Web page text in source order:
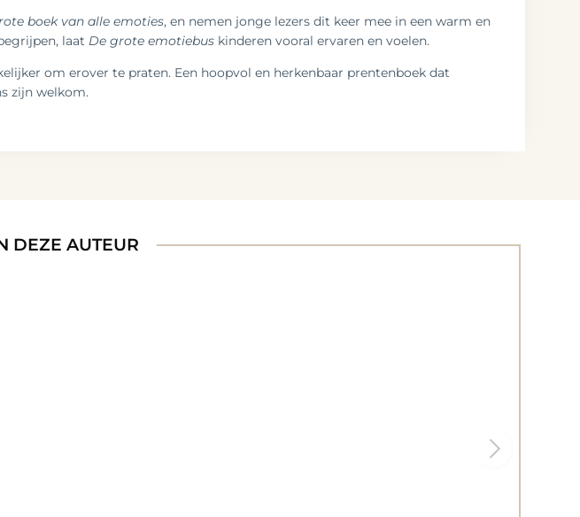
boek van alle emoties, en nemen jonge lezers dit keer mee in een warm en
laat De grote emotiebus kinderen vooral ervaren en voelen.
om erover te praten. Een hoopvol en herkenbaar prentenboek dat
zijn welkom.
DEZE AUTEUR